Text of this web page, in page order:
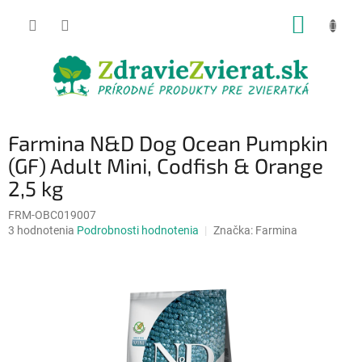
Farmina N&D Dog Ocean Pumpkin
(GF) Adult Mini, Codfish & Orange
2,5 kg
FRM-OBC019007
Priemerné
3 hodnotenia Podrobnosti hodnotenia Značka: Farmina